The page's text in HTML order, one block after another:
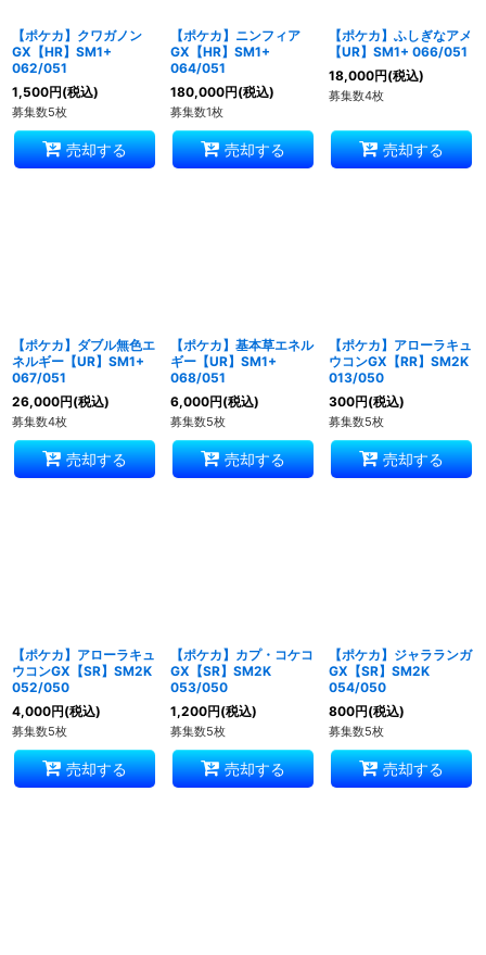
【ポケカ】クワガノン
GX【HR】SM1+
062/051
1,500円(税込)
募集数5枚
売却する
【ポケカ】ニンフィア
GX【HR】SM1+
064/051
180,000円(税込)
募集数1枚
売却する
【ポケカ】ふしぎなアメ
【UR】SM1+ 066/051
18,000円(税込)
募集数4枚
売却する
【ポケカ】ダブル無色エ
ネルギー【UR】SM1+
067/051
26,000円(税込)
募集数4枚
売却する
【ポケカ】基本草エネル
ギー【UR】SM1+
068/051
6,000円(税込)
募集数5枚
売却する
【ポケカ】アローラキュ
ウコンGX【RR】SM2K
013/050
300円(税込)
募集数5枚
売却する
【ポケカ】アローラキュ
ウコンGX【SR】SM2K
052/050
4,000円(税込)
募集数5枚
売却する
【ポケカ】カプ・コケコ
GX【SR】SM2K
053/050
1,200円(税込)
募集数5枚
売却する
【ポケカ】ジャラランガ
GX【SR】SM2K
054/050
800円(税込)
募集数5枚
売却する